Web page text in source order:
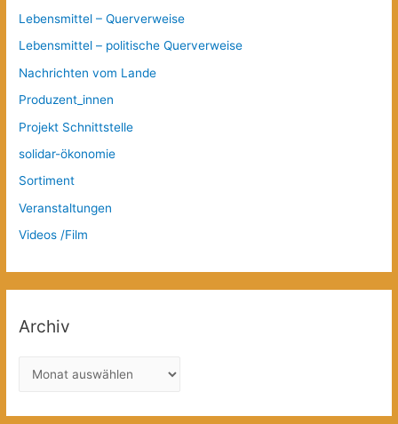
Lebensmittel – Querverweise
Lebensmittel – politische Querverweise
Nachrichten vom Lande
Produzent_innen
Projekt Schnittstelle
solidar-ökonomie
Sortiment
Veranstaltungen
Videos /Film
Archiv
c